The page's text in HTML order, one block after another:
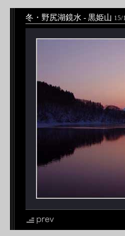
冬・野尻湖鏡水 - 黒姫山 15/